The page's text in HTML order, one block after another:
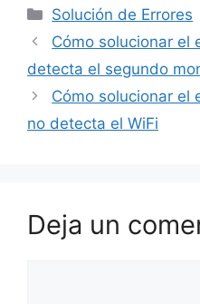
Solución de Errores
Cómo solucionar el
detecta el segundo
Cómo solucionar el
no detecta el WiFi
Deja un